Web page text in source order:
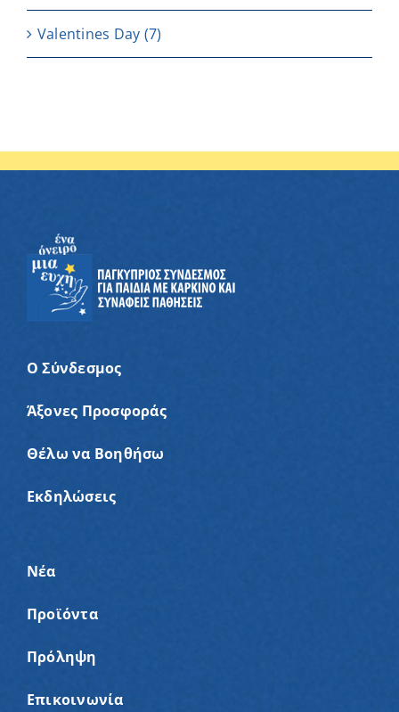
Valentines Day (7)
Ο Σύνδεσμος
Άξονες Προσφοράς
Θέλω να Βοηθήσω
Εκδηλώσεις
Νέα
Προϊόντα
Πρόληψη
Επικοινωνία